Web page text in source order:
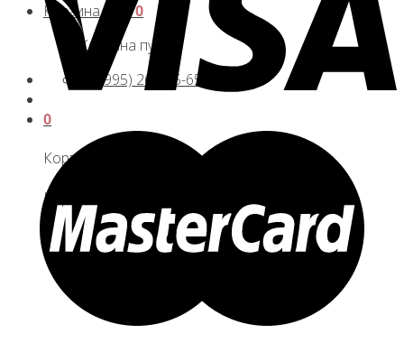
Корзина /
0
Корзина пуста.
+7 (995) 260-85-65
0
Корзина
Корзина пуста.